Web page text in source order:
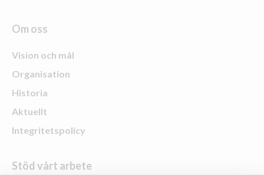
Om oss
Vision och mål
Organisation
Historia
Aktuellt
Integritetspolicy
Stöd vårt arbete